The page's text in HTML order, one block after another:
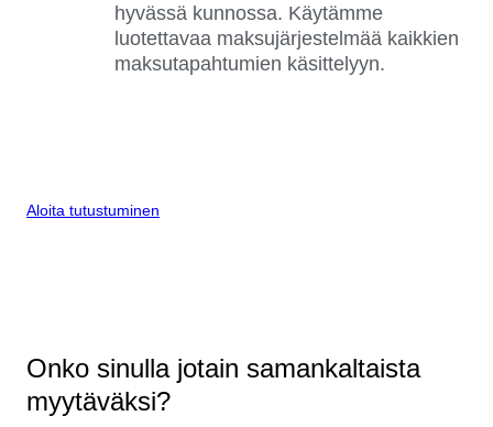
hyvässä kunnossa. Käytämme
luotettavaa maksujärjestelmää kaikkien
maksutapahtumien käsittelyyn.
Aloita tutustuminen
Onko sinulla jotain samankaltaista
myytäväksi?